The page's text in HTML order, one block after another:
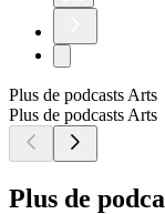
Plus de podcasts Arts
Plus de podcasts Arts
Plus de